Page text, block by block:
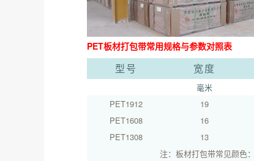
PET板材打包带常用规格与参数对照表
型号 宽度
毫米
PET1912
19
PET1608
16
PET1308
13
注：板材打包带常见颜色